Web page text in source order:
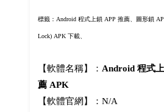
標籤：Android 程式上鎖 APP 推薦、圖形鎖
Lock) APK 下載、
【軟體名稱】： Android 程式
薦 APK
【軟體官網】：N/A